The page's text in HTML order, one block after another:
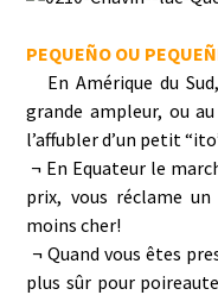
PEQUEÑO OU
En Amérique du
grande ampleur, ou
l’affubler d’un petit
¬ En Equateur le
prix, vous réclame un
moins cher!
¬ Quand vous êtes
plus sûr pour